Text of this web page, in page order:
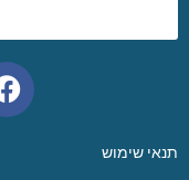
תנאי שימוש